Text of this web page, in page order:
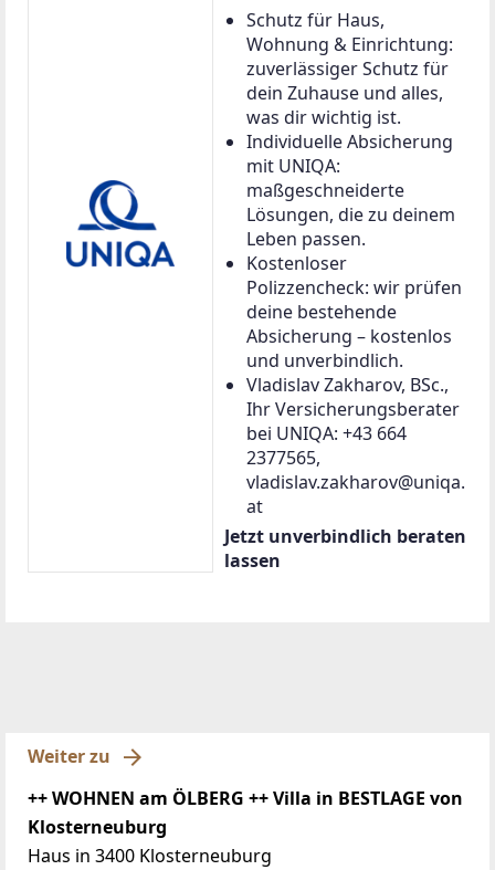
Schutz für Haus,
Wohnung & Einrichtung:
zuverlässiger Schutz für
dein Zuhause und alles,
was dir wichtig ist.
Individuelle Absicherung
mit UNIQA:
maßgeschneiderte
Lösungen, die zu deinem
Leben passen.
Kostenloser
Polizzencheck: wir prüfen
deine bestehende
Absicherung – kostenlos
und unverbindlich.
Vladislav Zakharov, BSc.,
Ihr Versicherungsberater
bei UNIQA: +43 664
2377565,
vladislav.zakharov@uniqa.
at
Jetzt unverbindlich beraten
lassen
Weiter zu
++ WOHNEN am ÖLBERG ++ Villa in BESTLAGE von
Klosterneuburg
Haus in 3400 Klosterneuburg